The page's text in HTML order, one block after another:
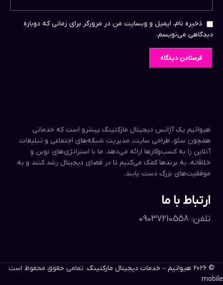
ذخیره نام، ایمیل و وبسایت من در مرورگر برای زمانی که دوباره
دیدگاهی می‌نویسم.
هیواتیم یک آژانس دیجیتال مارکتینگ پیشرو است که خدماتی
همچون سئو، طراحی سایت، مدیریت شبکه‌های اجتماعی و تبلیغات
آنلاین را به کسب‌وکارها ارائه می‌دهد. ما با استراتژی‌های نوین و
خلاقانه، به برندها کمک می‌کنیم تا در فضای دیجیتال رشد کنند و به
موفقیت‌های بزرگ دست یابند.
ارتباط با ما
تلفن: 09037210558
© 2026 هیواتیم – خدمات دیجیتال مارکتینگ. تمامی حقوق محفوظ است